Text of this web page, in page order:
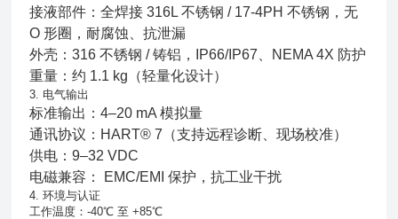
接液部件：全焊接 316L 不锈钢 / 17-4PH 不锈钢，无
O 形圈，耐腐蚀、抗泄漏
外壳：316 不锈钢 / 铸铝，IP66/IP67、NEMA 4X 防护
重量：约 1.1 kg（轻量化设计）
3. 电气输出
标准输出：4–20 mA 模拟量
通讯协议：HART® 7（支持远程诊断、现场校准）
供电：9–32 VDC
电磁兼容： EMC/EMI 保护，抗工业干扰
4. 环境与认证
工作温度：-40℃ 至 +85℃